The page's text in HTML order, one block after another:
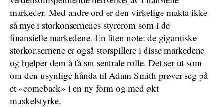
markeder. Med andre ord er den virkelige makta ikke
så mye i storkonsernenes styrerom som i de
finansielle markedene. En liten note: de gigantiske
storkonsernene er også storspillere i disse markedene
og hjelper dem å få sin sentrale rolle. Det ser ut som
om den usynlige hånda til Adam Smith prøver seg på
et «comeback» i en ny form og med økt
muskelstyrke.